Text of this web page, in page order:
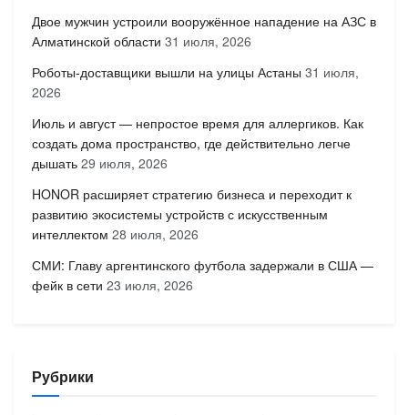
Двое мужчин устроили вооружённое нападение на АЗС в
Алматинской области 31 июля, 2026
Роботы-доставщики вышли на улицы Астаны 31 июля,
2026
Июль и август — непростое время для аллергиков. Как
создать дома пространство, где действительно легче
дышать 29 июля, 2026
HONOR расширяет стратегию бизнеса и переходит к
развитию экосистемы устройств с искусственным
интеллектом 28 июля, 2026
СМИ: Главу аргентинского футбола задержали в США —
фейк в сети 23 июля, 2026
Рубрики